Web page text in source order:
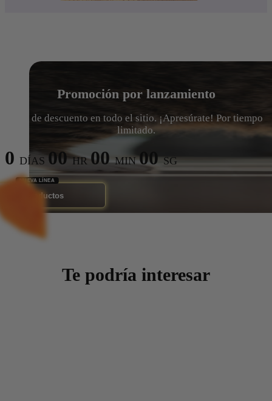
Promoción por lanzamiento
15% de descuento en todo el sitio. ¡Apresúrate! Por tiempo
limitado.
0 DÍAS 00HR00MIN00SG
Ver Productos
Te podría interesar